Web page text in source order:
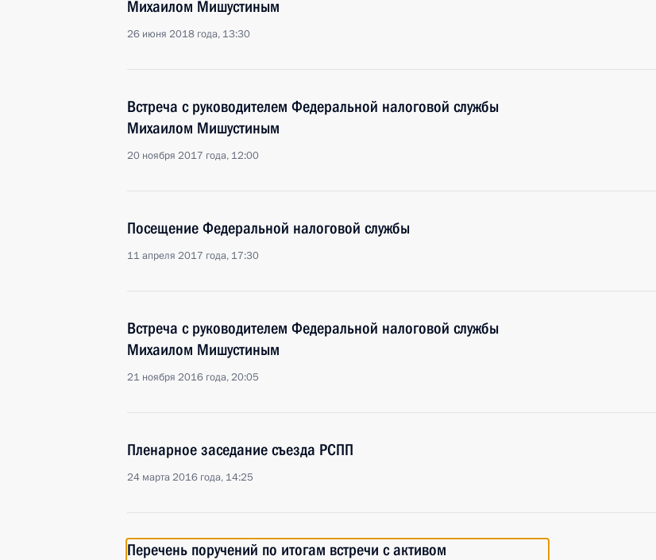
Михаилом Мишустиным
26 июня 2018 года, 13:30
Встреча с руководителем Федеральной налоговой службы
Михаилом Мишустиным
20 ноября 2017 года, 12:00
Посещение Федеральной налоговой службы
11 апреля 2017 года, 17:30
Встреча с руководителем Федеральной налоговой службы
Михаилом Мишустиным
21 ноября 2016 года, 20:05
Пленарное заседание съезда РСПП
24 марта 2016 года, 14:25
Перечень поручений по итогам встречи с активом